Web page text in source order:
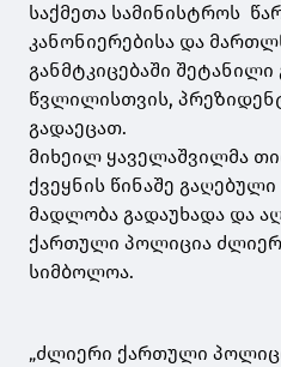
საქმეთა სამინისტროს
კანონიერებისა და
განმტკიცებაში
წვლილისთვის,
გადაეცათ.
მიხეილ ყაველაშვილმა
ქვეყნის წინაშე
მადლობა გადაუხადა და
ქართული პოლიცია
სიმბოლოა.
„ძლიერი ქართული